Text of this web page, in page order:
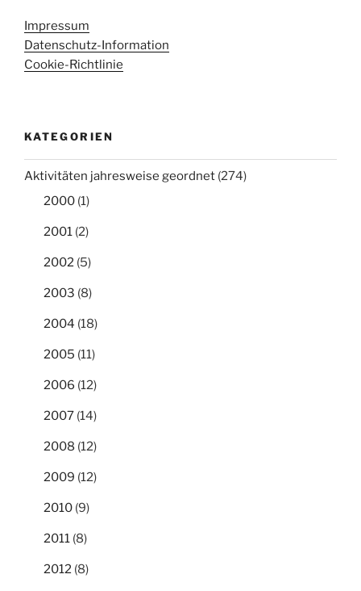
Impressum
Datenschutz-Information
Cookie-Richtlinie
KATEGORIEN
Aktivitäten jahresweise geordnet (274)
2000 (1)
2001 (2)
2002 (5)
2003 (8)
2004 (18)
2005 (11)
2006 (12)
2007 (14)
2008 (12)
2009 (12)
2010 (9)
2011 (8)
2012 (8)